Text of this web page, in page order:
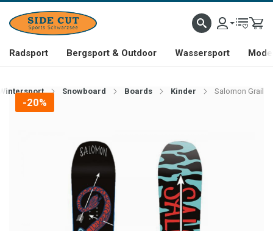
Radsport Bergsport & Outdoor Wassersport
Snowboard Boards Kinder Salomon Grail
-20%